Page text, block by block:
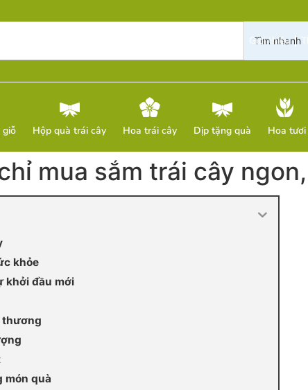
Tìm nhanh
Giới thiệu
giỗ Hộp quà trái cây Hoa trái cây Dịp tặng quà Hoa tươi
mua sắm trái cây
khỏe
khởi đầu mới
thương
món quà